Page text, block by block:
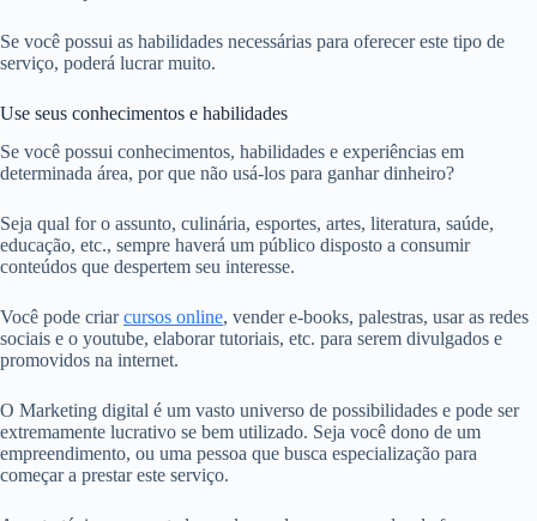
Se você possui as habilidades necessárias para oferecer este tipo de
serviço, poderá lucrar muito.
Use seus conhecimentos e habilidades
Se você possui conhecimentos, habilidades e experiências em
determinada área, por que não usá-los para ganhar dinheiro?
Seja qual for o assunto, culinária, esportes, artes, literatura, saúde,
educação, etc., sempre haverá um público disposto a consumir
conteúdos que despertem seu interesse.
Você pode criarcursos online, vender e-books, palestras, usar as redes
sociais e o youtube, elaborar tutoriais, etc. para serem divulgados e
promovidos na internet.
O Marketing digital é um vasto universo de possibilidades e pode ser
extremamente lucrativo se bem utilizado. Seja você dono de um
empreendimento, ou uma pessoa que busca especialização para
começar a prestar este serviço.